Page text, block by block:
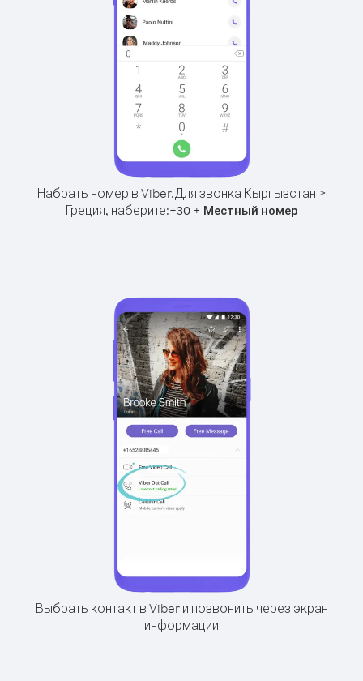
Набрать номер в Viber.Для звонка Кыргызстан >
Греция, наберите:+30+ Местный номер
Выбрать контакт в Viber и позвонить через экран
информации